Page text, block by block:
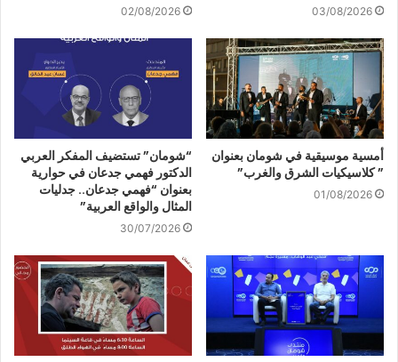
03/08/2026
02/08/2026
أمسية موسيقية في شومان بعنوان
” كلاسيكيات الشرق والغرب”
01/08/2026
“شومان” تستضيف المفكر العربي
الدكتور فهمي جدعان في حوارية
بعنوان “فهمي جدعان.. جدليات
المثال والواقع العربية”
30/07/2026